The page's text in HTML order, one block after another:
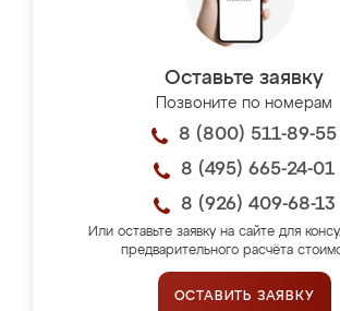
Оставьте заявку
Позвоните по номерам
8 (800) 511-89-55
8 (495) 665-24-01
8 (926) 409-68-13
Или оставьте заявку на сайте для
предварительного расчёта
ОСТАВИТЬ ЗАЯВКУ